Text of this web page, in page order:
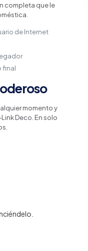
completa que le
de Internet
final
momento y
Deco. En solo